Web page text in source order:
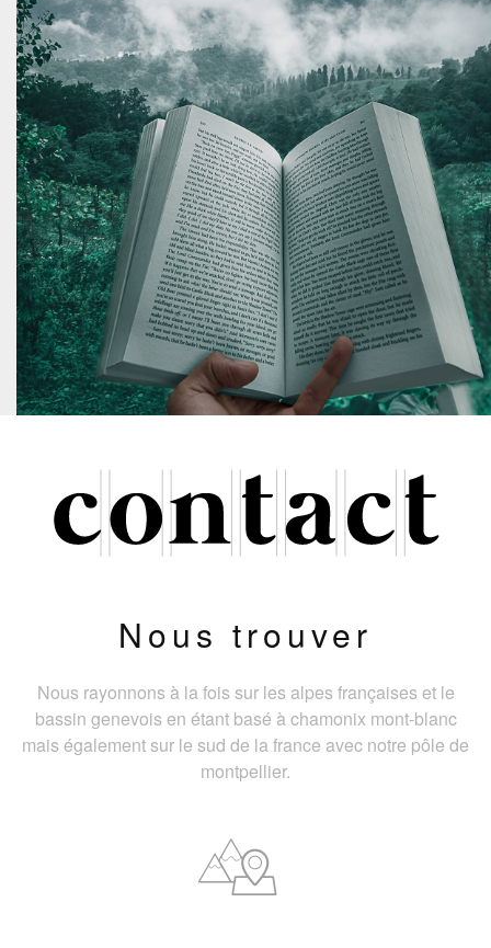
Nous trouver
Nous rayonnons à la fois sur les alpes françaises et le
bassin genevois en étant basé à chamonix mont-blanc
mais également sur le sud de la france avec notre pôle de
montpellier.